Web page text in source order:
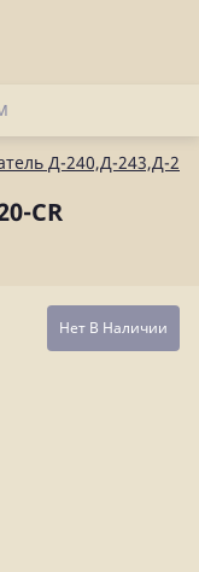
Д-240,Д-243,Д-
CR
Нет В Наличии